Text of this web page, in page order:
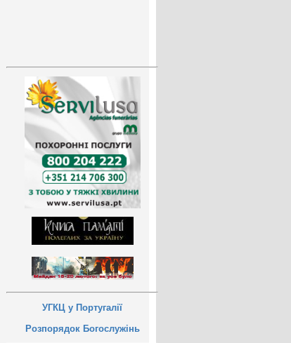
УГКЦ у Португалії
Розпорядок Богослужінь